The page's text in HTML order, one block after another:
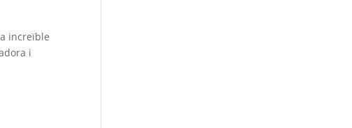
increïble
i